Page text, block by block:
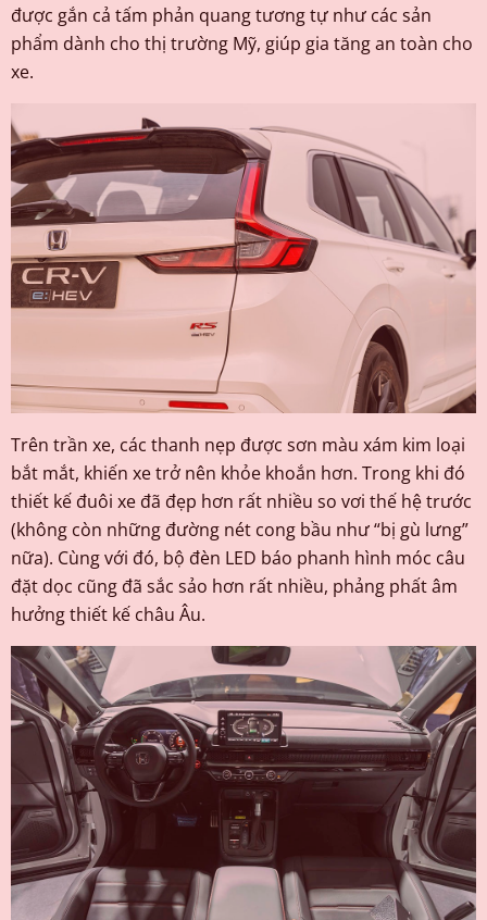
được gắn cả tấm phản quang tương tự như các sản
phẩm dành cho thị trường Mỹ, giúp gia tăng an toàn cho
xe.
Trên trần xe, các thanh nẹp được sơn màu xám kim loại
bắt mắt, khiến xe trở nên khỏe khoắn hơn. Trong khi đó
thiết kế đuôi xe đã đẹp hơn rất nhiều so vơi thế hệ trước
(không còn những đường nét cong bầu như “bị gù lưng”
nữa). Cùng với đó, bộ đèn LED báo phanh hình móc câu
đặt dọc cũng đã sắc sảo hơn rất nhiều, phảng phất âm
hưởng thiết kế châu Âu.